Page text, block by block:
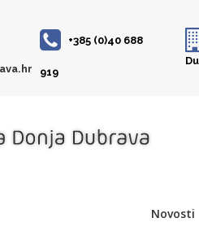
+385 (0)40 688
919
Novosti